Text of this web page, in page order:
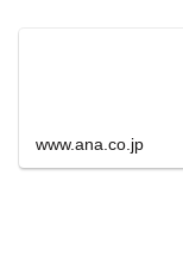
www.ana.co.jp